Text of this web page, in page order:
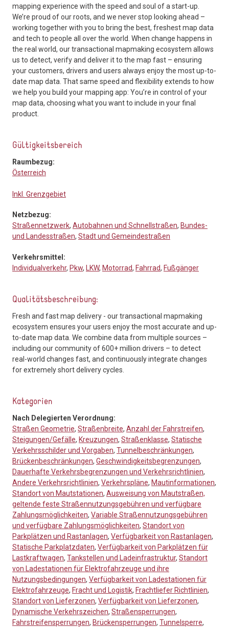
mapping experience with the speed and soul of a start-up.
We’re proud of our roots, and we never stop looking ahead –
working together with you to bring the best, freshest map data
and tech to people all over the world. When change happens in
the real world, our transactional mapmaking ecosystem allows
us to detect, verify and deliver it to the map fast – ensuring
your customers, drivers and users always enjoy the most up-to-
date map data. That same speed and flexibility extends to how
we help you build your mapping app: You’re in control of your
map data, choosing what you want to include in your final
product.
Gültigkeitsbereich
Raumbezug:
Österreich
Inkl. Grenzgebiet
Netzbezug:
Straßennetzwerk, Autobahnen und Schnellstraßen, Bundes-
und Landesstraßen, Stadt und Gemeindestraßen
Verkehrsmittel:
Individualverkehr, Pkw, LKW, Motorrad, Fahrrad, Fußgänger
Qualitätsbeschreibung:
Fresh and fast map delivery - our transactional mapmaking
ecosystem ensures your users enjoy the most accurate and up-
to-date map data. We combine data from multiple sources –
including our community of 600+ million drivers – to detect
real-world changes fast, and continuously integrate changes
for extremely short delivery cycles.
Kategorien
Nach Delegierten Verordnung:
Straßen Geometrie, Straßenbreite, Anzahl der Fahrstreifen,
Steigungen/Gefälle, Kreuzungen, Straßenklasse, Statische
Verkehrsschilder und Vorgaben, Tunnelbeschränkungen,
Brückenbeschränkungen, Geschwindigkeitsbegrenzungen,
Dauerhafte Verkehrsbegrenzungen und Verkehrsrichtlinien,
Andere Verkehrsrichtlinien, Verkehrspläne, Mautinformationen,
Standort von Mautstationen, Ausweisung von Mautstraßen,
geltende feste Straßennutzungsgebühren und verfügbare
Zahlungsmöglichkeiten, Variable Straßennutzungsgebühren
und verfügbare Zahlungsmöglichkeiten, Standort von
Parkplätzen und Rastanlagen, Verfügbarkeit von Rastanlagen,
Statische Parkplatzdaten, Verfügbarkeit von Parkplätzen für
Lastkraftwagen, Tankstellen und Ladeinfrastruktur, Standort
von Ladestationen für Elektrofahrzeuge und ihre
Nutzungsbedingungen, Verfügbarkeit von Ladestationen für
Elektrofahrzeuge, Fracht und Logistik, Frachtliefer Richtlinien,
Standort von Lieferzonen, Verfügbarkeit von Lieferzonen,
Dynamische Verkehrszeichen, Straßensperrungen,
Fahrstreifensperrungen, Brückensperrungen, Tunnelsperre,